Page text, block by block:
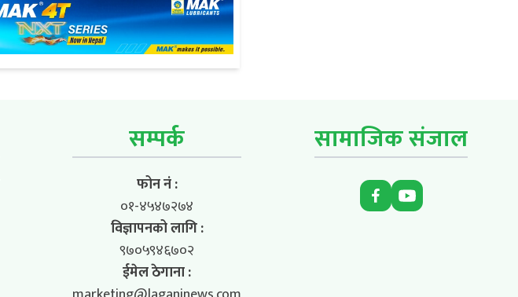
सम्पर्क
फोन नं :
०१-४५४७२७४
विज्ञापनको लागि :
९७०५९४६७०२
ईमेल ठेगाना :
सामाजिक संजाल